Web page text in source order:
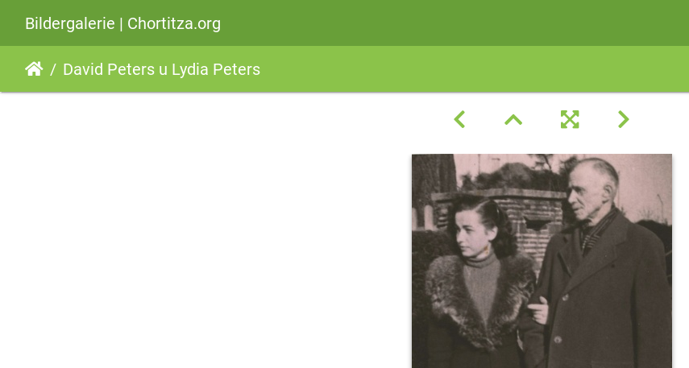
Bildergalerie | Chortitza.org
David Peters u Lydia Peters